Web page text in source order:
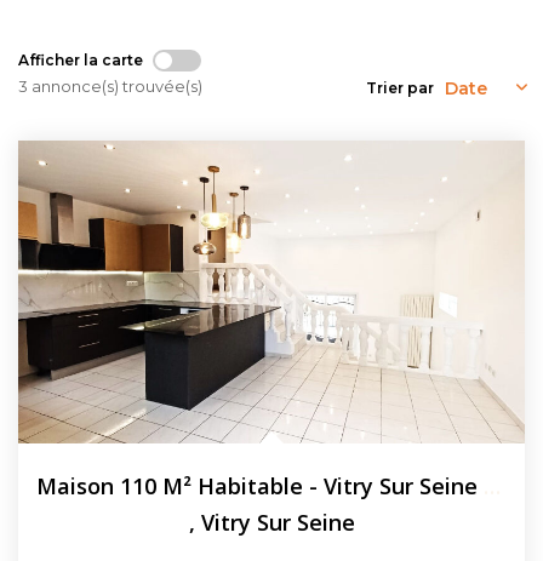
Afficher la carte
3 annonce(s) trouvée(s) Trier par
, Vitry Sur Seine